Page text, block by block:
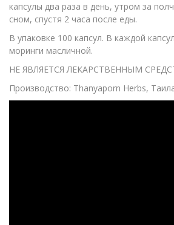
капсулы два раза в день, утром за
сном, спустя 2 часа после еды.
В упаковке 100 капсул. В каждой
моринги масличной.
НЕ ЯВЛЯЕТСЯ ЛЕКАРСТВЕННЫМ
Производство: Thanyaporn Herbs,